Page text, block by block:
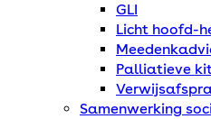
GLI
Licht hoofd-
Palliatieve
Samenwerking